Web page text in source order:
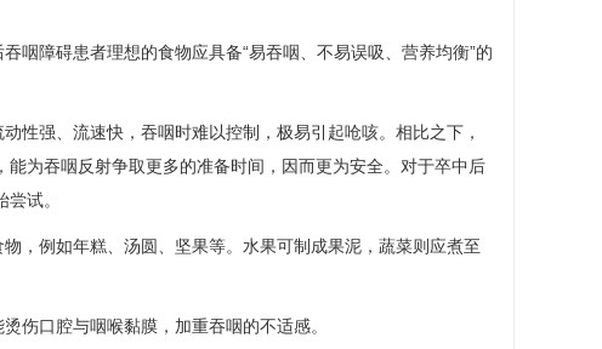
咽障碍患者理想的食物应具备“易吞咽、不易误吸、营养均衡”的
性强、流速快，吞咽时难以控制，极易引起呛咳。相比之下，
为吞咽反射争取更多的准备时间，因而更为安全。对于卒中后
试。
，例如年糕、汤圆、坚果等。水果可制成果泥，蔬菜则应煮至
伤口腔与咽喉黏膜，加重吞咽的不适感。